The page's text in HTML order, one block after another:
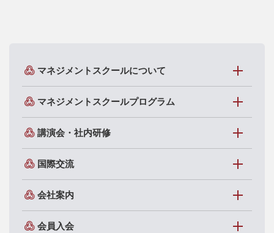
マネジメントスクールについて
マネジメントスクールプログラム
講演会・社内研修
国際交流
会社案内
会員入会